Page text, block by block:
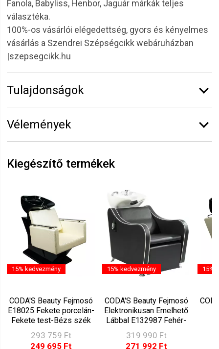
Fanola, Babyliss, Henbor, Jaguár márkák teljes
választéka.
100%-os vásárlói elégedettség, gyors és kényelmes
vásárlás a Szendrei Szépségcikk webáruházban
|szepsegcikk.hu
Tulajdonságok
Vélemények
Eszter
Kiegészítő termékek
15% kedvezmény
CODA'S Beauty Fejmosó
E18025 Fekete porcelán-
Fekete test-Bézs szék
25
293 759 Ft
249 695 Ft
15% kedvezmény
CODA'S Beauty Fejmosó
Elektronikusan Emelhető
Lábbal E132987 Fehér-
Fekete-Fekete
319 990 Ft
271 992 Ft
15%